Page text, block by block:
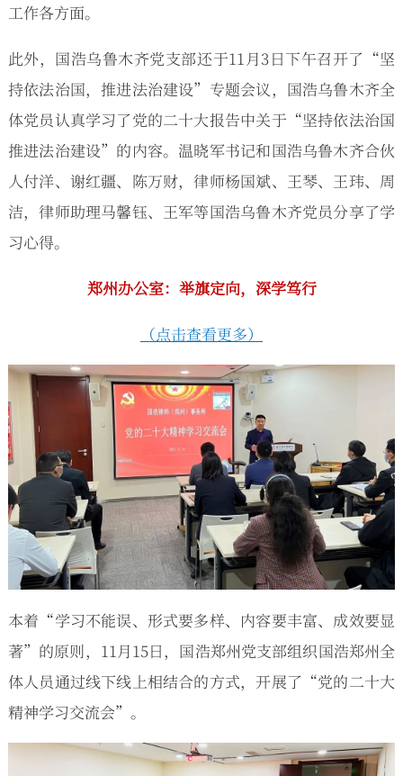
工作各方面。
此外，国浩乌鲁木齐党支部还于11月3日下午召开了“坚
持依法治国，推进法治建设”专题会议，国浩乌鲁木齐全
体党员认真学习了党的二十大报告中关于“坚持依法治国
推进法治建设”的内容。温晓军书记和国浩乌鲁木齐合伙
人付洋、谢红疆、陈万财，律师杨国斌、王琴、王玮、周
洁，律师助理马馨钰、王军等国浩乌鲁木齐党员分享了学
习心得。
郑州办公室： 举旗定向，深学笃行
（点击查看更多）
本着“学习不能误、形式要多样、内容要丰富、成效要显
著”的原则，11月15日，国浩郑州党支部组织国浩郑州全
体人员通过线下线上相结合的方式，开展了“党的二十大
精神学习交流会”。